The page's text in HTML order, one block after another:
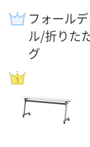
フォール
ル/折りた
グ